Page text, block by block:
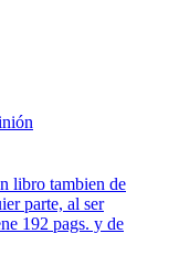
libro tambien de
parte, al ser
192 pags. y de